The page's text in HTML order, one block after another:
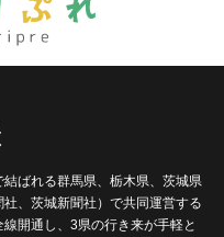
ばれる群馬県、栃木県、茨城県
、茨城新聞社）で共同運営する
開通し、3県の行き来が手軽と